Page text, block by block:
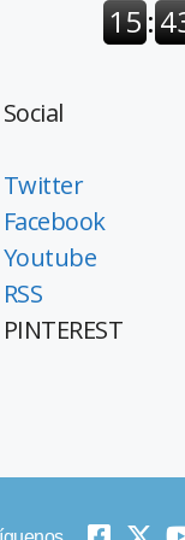
Social
Twitter
Facebook
Youtube
RSS
PINTEREST